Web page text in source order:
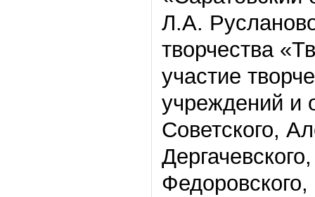
Л.А.
творчества
участие
учреждений и
Советского,